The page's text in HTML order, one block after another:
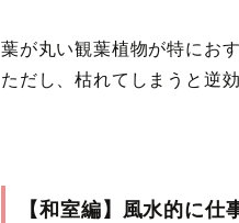
葉が丸い観葉植物が特におす
ただし、枯れてしまうと逆
【和室編】風水的に